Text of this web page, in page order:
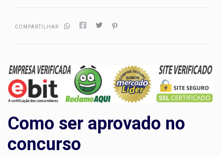
COMPARTILHAR
Como ser aprovado no
concurso